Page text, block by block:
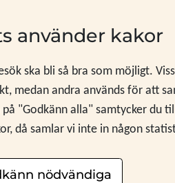
använder kakor
ska bli så bra som möjligt.
medan andra används för att
"Godkänn alla" samtycker du
då samlar vi inte in någon
nödvändiga